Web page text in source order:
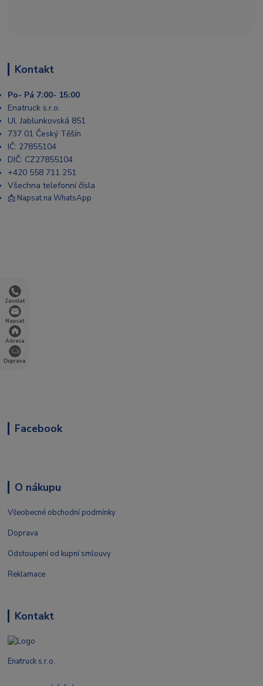
Zavolat
Napsat
Adresa
Doprava
Kontakt
Po- Pá 7:00- 15:00
Enatruck s.r.o.
Ul. Jablunkovská 851
737 01 Český Těšín
IČ: 27855104
DIČ: CZ27855104
+420 558 711 251
Všechna telefonní čísla
📩 Napsat na WhatsApp
Facebook
O nákupu
Všeobecné obchodní podmínky
Doprava
Odstoupení od kupní smlouvy
Reklamace
Kontakt
Enatruck s.r.o.